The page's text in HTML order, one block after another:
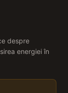
despre
energiei în